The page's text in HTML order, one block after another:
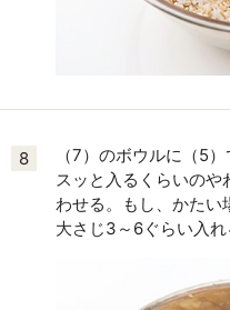
8
（7）のボウルに（5
スッと入るくらいの
わせる。もし、かた
大さじ3～6ぐらい入れ